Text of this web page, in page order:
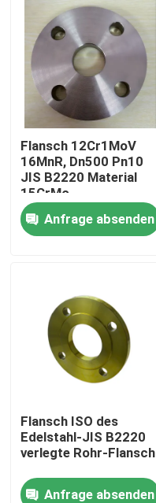
Über uns
Kontakte
Produkte
Stahlrohr-Flansch
Flansch 12Cr1MoV
16MnR, Dn500 Pn10
JIS B2220 Material
15CrMo
Anfrage absenden
Flansch ISO des
Edelstahl-JIS B2220
verlegte Rohr-Flansch
Anfrage absenden